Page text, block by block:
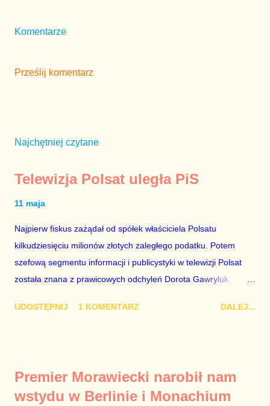
Komentarze
Prześlij komentarz
Najchętniej czytane
Telewizja Polsat uległa PiS
11 maja
Najpierw fiskus zażądał od spółek właściciela Polsatu
kilkudziesięciu milionów złotych zaległego podatku. Potem
szefową segmentu informacji i publicystyki w telewizji Polsat
została znana z prawicowych odchyleń Dorota Gawryluk.
marionetka partii rządzącej, żona agenta SB, który jest obecnie
tylko tam, gdzie nie ma trudnych pytań. Taki obrót spraw
przyjmuję ze smutkiem. Właściciela Polsatu – Zygmunta
UDOSTĘPNIJ 1 KOMENTARZ DALEJ...
Premier Morawiecki narobił nam
wstydu w Berlinie i Monachium